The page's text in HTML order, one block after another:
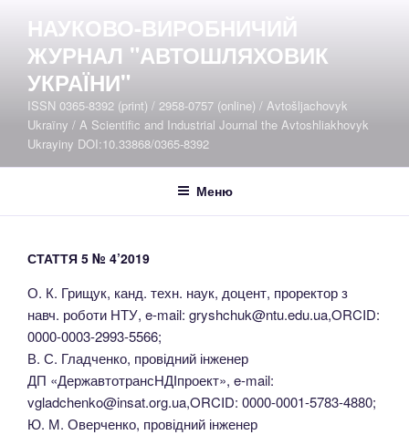
вмісту
НАУКОВО-ВИРОБНИЧИЙ
ЖУРНАЛ "АВТОШЛЯХОВИК
УКРАЇНИ"
ISSN 0365-8392 (print) / 2958-0757 (online) / Avtošljachovyk
Ukraïny / A Scientific and Industrial Journal the Avtoshliakhovyk
Ukrayiny DOI:10.33868/0365-8392
Меню
СТАТТЯ 5 № 4’2019
О. К. Грищук, канд. техн. наук, доцент, проректор з
навч. роботи НТУ, e-mail: gryshchuk@ntu.edu.ua,ORCID:
0000-0003-2993-5566;
В. С. Гладченко, провідний інженер
ДП «ДержавтотрансНДІпроект», e-mail:
vgladchenko@insat.org.ua,ORCID: 0000-0001-5783-4880;
Ю. М. Оверченко, провідний інженер